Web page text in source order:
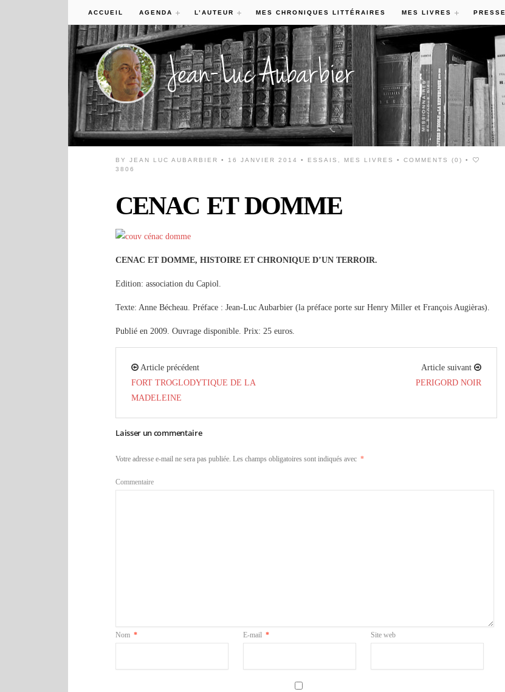
ACCUEIL AGENDA L’AUTEUR MES CHRONIQUES LITTÉRAIRES MES LIVRES PRESSE
BYJEAN LUC AUBARBIER • 16 JANVIER 2014 • ESSAIS MES LIVRES •COMMENTS (0)
•
3806
CENAC ET DOMME
CENAC ET DOMME, HISTOIRE ET CHRONIQUE D’UN TERROIR.
Edition: association du Capiol.
Texte: Anne Bécheau. Préface : Jean-Luc Aubarbier (la préface porte sur Henry Miller et François Augièras).
Publié en 2009. Ouvrage disponible. Prix: 25 euros.
Article précédent
FORT TROGLODYTIQUE DE LA
MADELEINE
Article suivant
PERIGORD NOIR
Laisser un commentaire
Votre adresse e-mail ne sera pas publiée. Les champs obligatoires sont indiqués avec *
Commentaire
Nom * E-mail * Site web